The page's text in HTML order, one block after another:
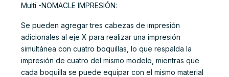
Multi -NOMACLE IMPRESIÓN:
Se pueden agregar tres cabezas de impresión
adicionales al eje X para realizar una impresión
simultánea con cuatro boquillas, lo que respalda la
impresión de cuatro del mismo modelo, mientras que
cada boquilla se puede equipar con el mismo material